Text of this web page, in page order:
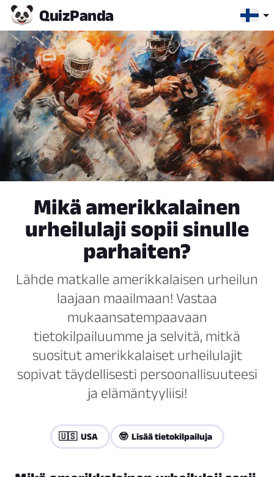
QuizPanda
Mikä amerikkalainen
urheilulaji sopii sinulle
parhaiten?
Lähde matkalle amerikkalaisen urheilun
laajaan maailmaan! Vastaa
mukaansatempaavaan
tietokilpailuumme ja selvitä, mitkä
suositut amerikkalaiset urheilulajit
sopivat täydellisesti persoonallisuuteesi
ja elämäntyyliisi!
🇺🇸 USA 🤓 Lisää tietokilpailuja